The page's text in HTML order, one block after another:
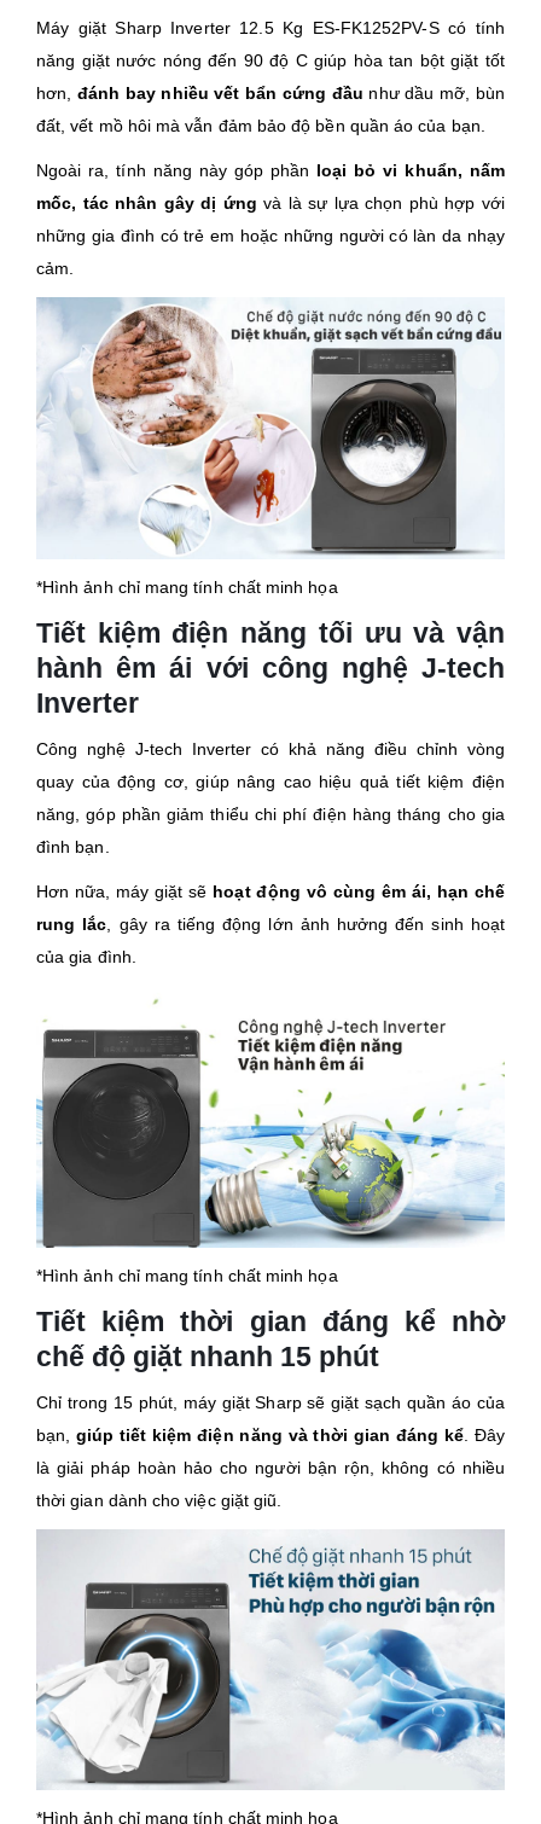
Máy giặt Sharp Inverter 12.5 Kg ES-FK1252PV-S có tính
năng giặt nước nóng đến 90 độ C giúp hòa tan bột giặt tốt
hơn, đánh bay nhiều vết bẩn cứng đầu như dầu mỡ, bùn
đất, vết mồ hôi mà vẫn đảm bảo độ bền quần áo của bạn.
Ngoài ra, tính năng này góp phần loại bỏ vi khuẩn, nấm
mốc, tác nhân gây dị ứng và là sự lựa chọn phù hợp với
những gia đình có trẻ em hoặc những người có làn da nhạy
cảm.
*Hình ảnh chỉ mang tính chất minh họa
Tiết kiệm điện năng tối ưu và vận
hành êm ái với công nghệ J-tech
Inverter
Công nghệ J-tech Inverter có khả năng điều chỉnh vòng
quay của động cơ, giúp nâng cao hiệu quả tiết kiệm điện
năng, góp phần giảm thiểu chi phí điện hàng tháng cho gia
đình bạn.
Hơn nữa, máy giặt sẽ hoạt động vô cùng êm ái, hạn chế
rung lắc , gây ra tiếng động lớn ảnh hưởng đến sinh hoạt
của gia đình.
*Hình ảnh chỉ mang tính chất minh họa
Tiết kiệm thời gian đáng kể nhờ
chế độ giặt nhanh 15 phút
Chỉ trong 15 phút, máy giặt Sharp sẽ giặt sạch quần áo của
bạn,
giúp tiết kiệm điện năng và thời gian đáng kể. Đây
là giải pháp hoàn hảo cho người bận rộn, không có nhiều
thời gian dành cho việc giặt giũ.
*Hình ảnh chỉ mang tính chất minh họa